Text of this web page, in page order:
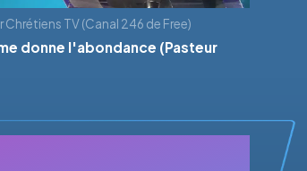
TV (Canal 246 de Free)
donne l'abondance (Pasteur